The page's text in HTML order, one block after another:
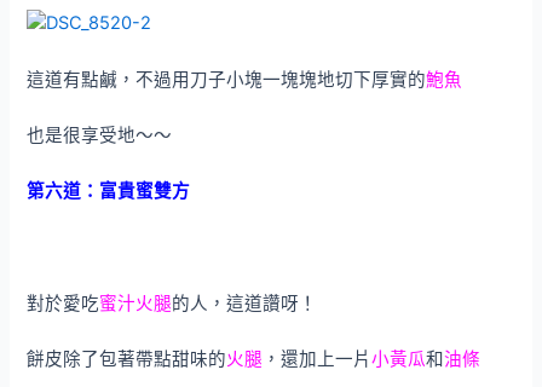
這道有點鹹，不過用刀子小塊一塊塊地切下厚實的鮑魚
也是很享受地～～
第六道：富貴蜜雙方
對於愛吃蜜汁火腿的人，這道讚呀！
餅皮除了包著帶點甜味的火腿 ，還加上一片小黃瓜和油條